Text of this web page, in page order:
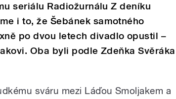
seriálu Radiožurnálu Z deníku
i to, že Šebánek samotného
po dvou letech divadlo opustil –
Oba byli podle Zdeňka Svěráka
sváru mezi Láďou Smoljakem a